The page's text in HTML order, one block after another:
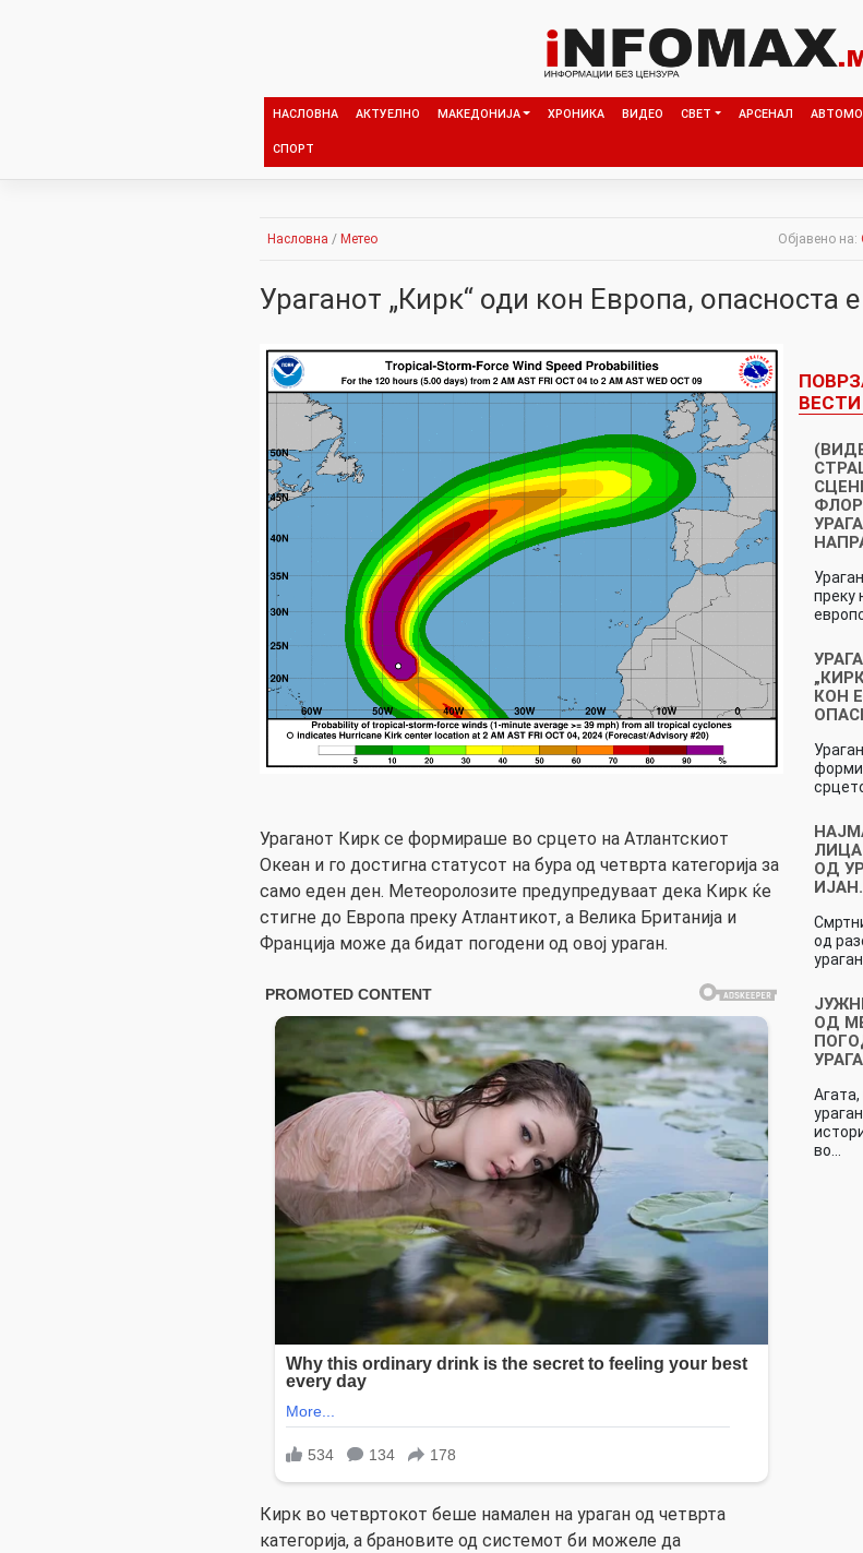
НАСЛОВНА АКТУЕЛНО МАКЕДОНИЈА ХРОНИКА ВИДЕО СВЕТ АРСЕНАЛ
СПОРТ
Насловна / Метео Објавено на:
Ураганот „Кирк“ оди кон Европа, опасноста
Ураганот Кирк се формираше во срцето на Атлантскиот
Океан и го достигна статусот на бура од четврта категорија за
само еден ден. Метеоролозите предупредуваат дека Кирк ќе
стигне до Европа преку Атлантикот, а Велика Британија и
Франција може да бидат погодени од овој ураган.
Кирк во четвртокот беше намален на ураган од четврта
категорија, а брановите од системот би можеле да
ВЕСТИ
преку
КОН
ОД
од
ураган
ОД
Агата,
во…